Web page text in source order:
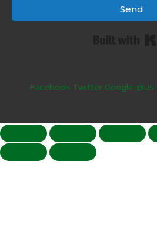
Send
Facebook Twitter Google-plus